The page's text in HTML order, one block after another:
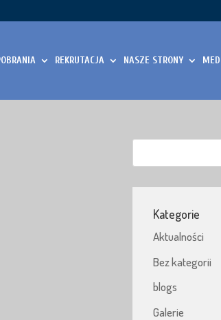
REKRUTACJA NASZE STRONY
Kategorie
Aktualności
Bez kategorii
blogs
Galerie